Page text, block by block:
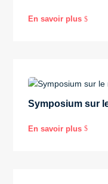
En savoir plus $
Symposium sur
En savoir plus $